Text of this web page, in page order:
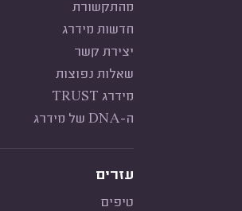
מהתקשורת
חדשות מידרג
יצירת קשר
שאלות נפוצות
מידרג TRUST
ה-DNA של מידרג
עזרים
טיפים